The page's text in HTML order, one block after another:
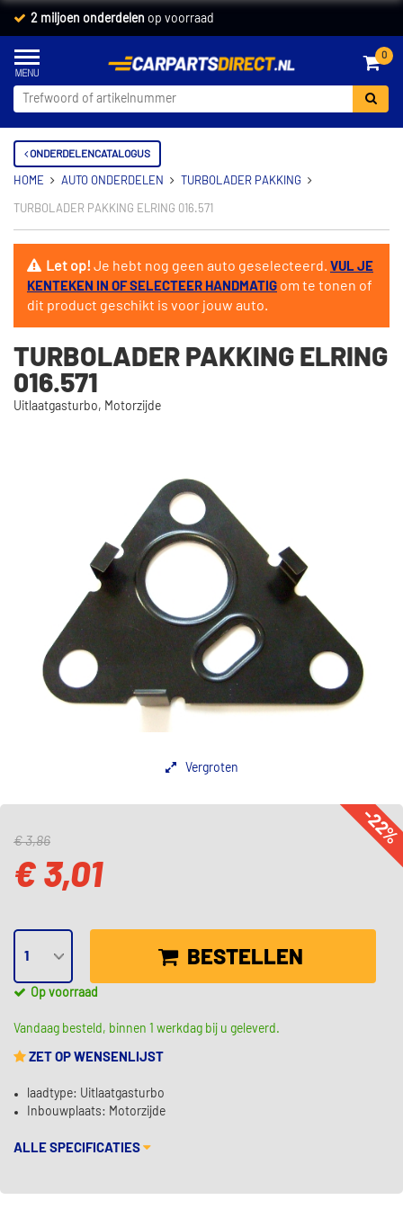
2 miljoen onderdelen op voorraad
0
ONDERDELENCATALOGUS
HOME AUTO ONDERDELEN TURBOLADER PAKKING
TURBOLADER PAKKING ELRING 016.571
Let op!Je hebt nog geen auto geselecteerd. VUL JE
KENTEKEN IN OF SELECTEER HANDMATIG om te tonen of
dit product geschikt is voor jouw auto.
TURBOLADER PAKKING ELRING
016.571
Uitlaatgasturbo, Motorzijde
Vergroten
-
€ 3,86
€ 3,01
BESTELLEN
Op voorraad
Vandaag besteld, binnen 1 werkdag bij u geleverd.
ZET OP WENSENLIJST
laadtype: Uitlaatgasturbo
Inbouwplaats: Motorzijde
ALLE SPECIFICATIES